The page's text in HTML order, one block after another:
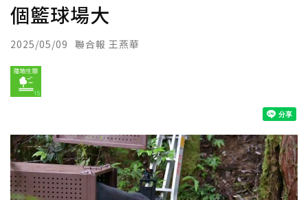
個籃球場大
2025/05/09 聯合報 王燕華